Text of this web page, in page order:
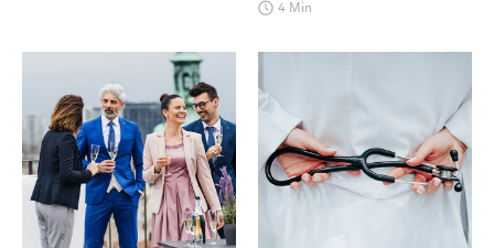
4 Min